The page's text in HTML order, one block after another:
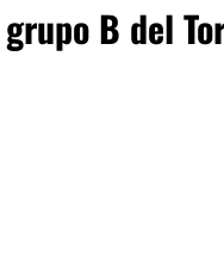
B del